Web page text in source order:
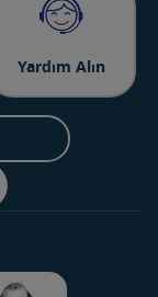
Yardım Alın